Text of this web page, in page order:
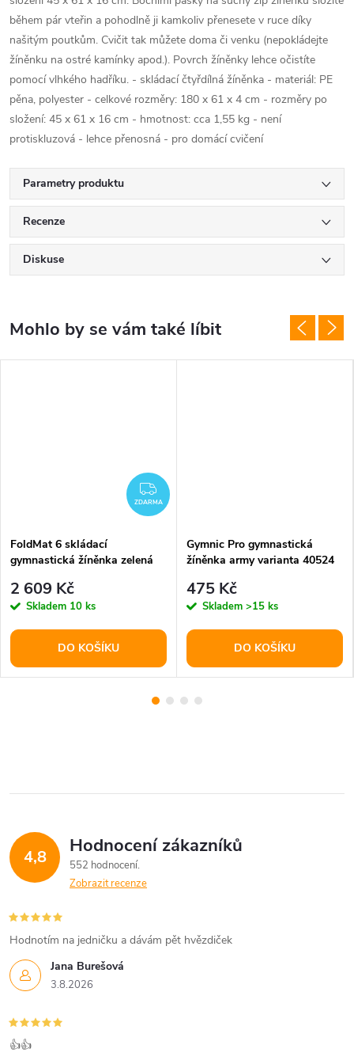
během pár vteřin a pohodlně ji kamkoliv přenesete v ruce díky
našitým poutkům. Cvičit tak můžete doma či venku (nepokládejte
žíněnku na ostré kamínky apod.). Povrch žíněnky lehce očistíte
pomocí vlhkého hadříku. - skládací čtyřdílná žíněnka - materiál: PE
pěna, polyester - celkové rozměry: 180 x 61 x 4 cm - rozměry po
složení: 45 x 61 x 16 cm - hmotnost: cca 1,55 kg - není
protiskluzová - lehce přenosná - pro domácí cvičení
Parametry produktu
Recenze
Diskuse
ZDARMA
ZDARMA
FoldMat 6 skládací
gymnastická žíněnka zelená
2 609 Kč
Skladem 10 ks
DO KOŠÍKU
Gymnic Pro gymnastická
žíněnka army varianta 40524
475 Kč
Skladem >15 ks
DO KOŠÍKU
4,8 Hodnocení zákazníků
552 hodnocení
Zobrazit recenze
Jana Burešová
3.8.2026
Hodnotím na jedničku a dávám pět hvězdiček
👍👍